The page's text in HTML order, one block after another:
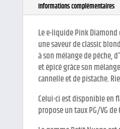
Informations complémentaires
Le e-liquide Pink
une saveur de classic
à son mélange de pêche,
et épicé grâce son
cannelle et de pistache.
Celui-ci est disponible en
propose un taux PG/VG